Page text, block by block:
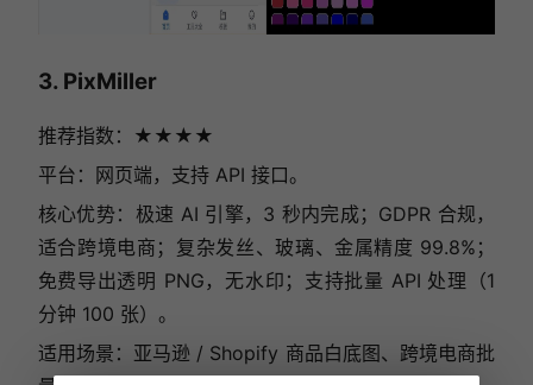
3. PixMiller
推荐指数：★★★★
平台：网页端，支持 API 接口。
核心优势：极速 AI 引擎，3 秒内完成；GDPR 合规，
适合跨境电商；复杂发丝、玻璃、金属精度 99.8%；
免费导出透明 PNG，无水印；支持批量 API 处理（1
分钟 100 张）。
适用场景：亚马逊 / Shopify 商品白底图、跨境电商批